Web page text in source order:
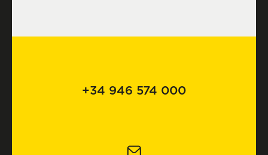
+34 946 574 000